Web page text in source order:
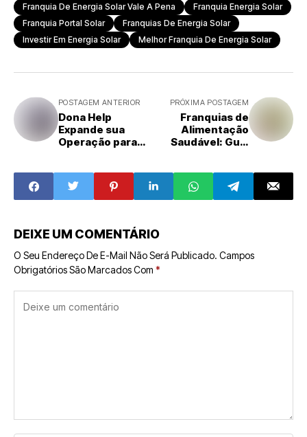
Franquia De Energia Solar Vale A Pena
Franquia Energia Solar
Franquia Portal Solar
Franquias De Energia Solar
Investir Em Energia Solar
Melhor Franquia De Energia Solar
POSTAGEM ANTERIOR
Dona Help
Expande sua
Operação para
Lívia e Josenildo
Ramalho
PRÓXIMA POSTAGEM
Franquias de
Alimentação
Saudável: Guia
DEIXE UM COMENTÁRIO
O Seu Endereço De E-Mail Não Será Publicado. Campos
Obrigatórios São Marcados Com *